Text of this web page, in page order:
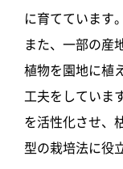
に育てています。
また、一部の産
植物を園地に植
工夫をしていま
を活性化させ、
型の栽培法に役